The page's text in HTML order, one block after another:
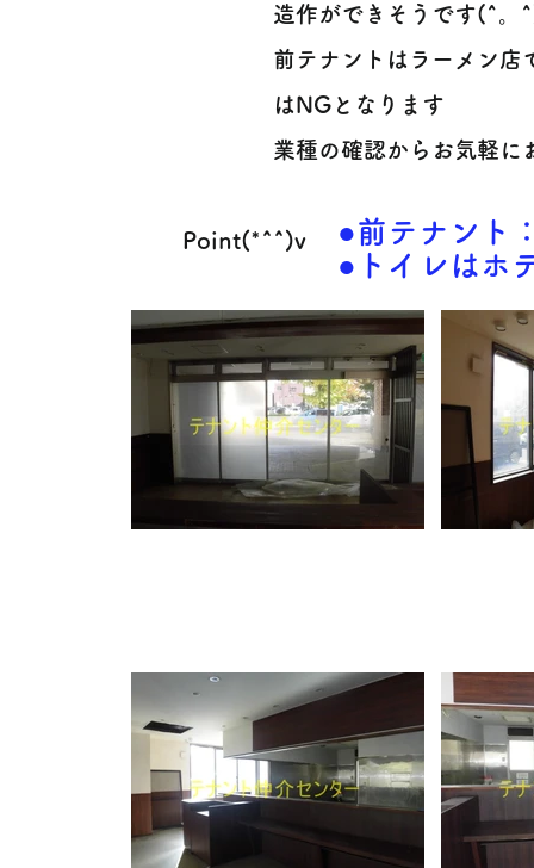
造作ができそうです(^。
前テナントはラーメン店
はNGとなります
業種の確認からお気軽に
Point(*^^)v
●前テナント
●トイレはホ